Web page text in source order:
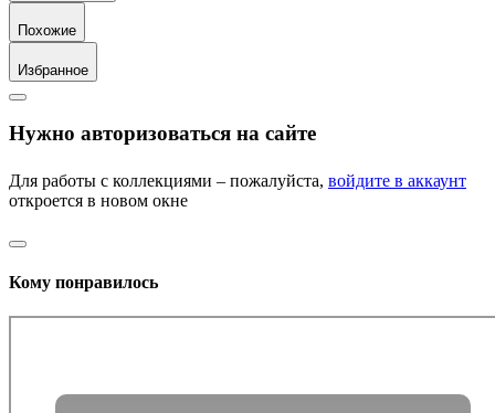
Похожие
Избранное
Нужно авторизоваться на сайте
Для работы с коллекциями – пожалуйста, войдите в аккаунт
откроется в новом окне
Кому понравилось